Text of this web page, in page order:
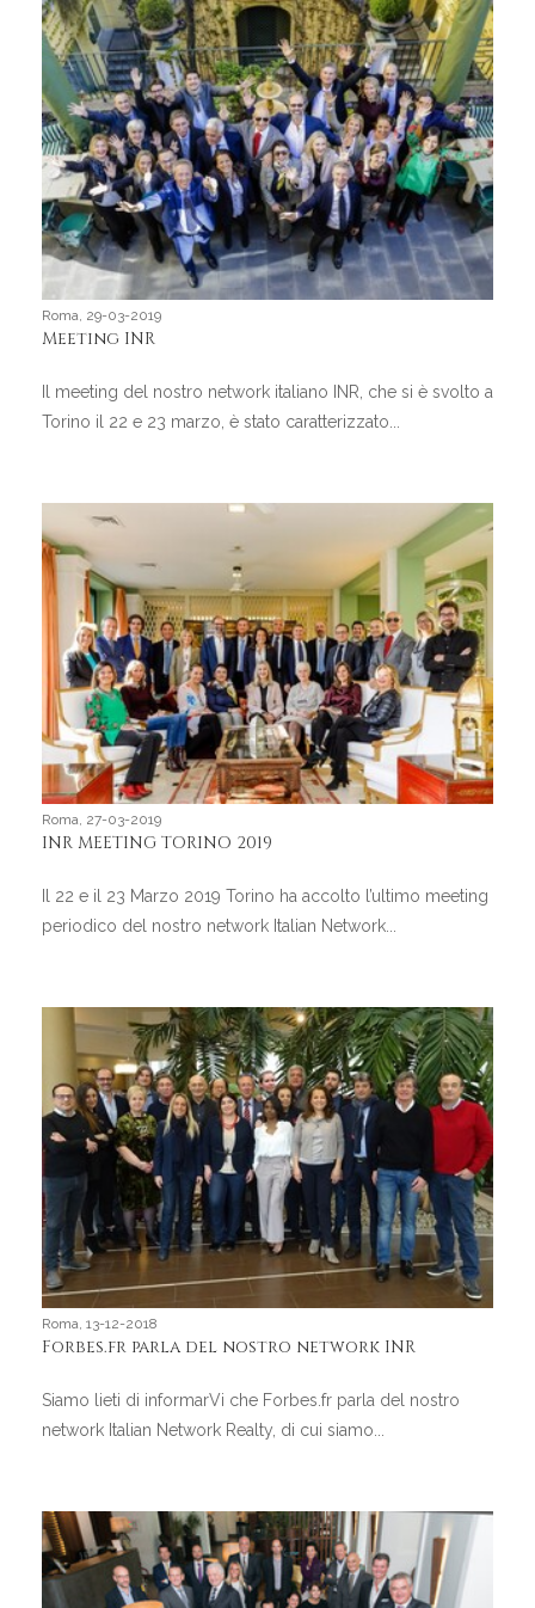
Roma, 29-03-2019
Meeting INR
Il meeting del nostro network italiano INR, che si è svolto a
Torino il 22 e 23 marzo, è stato caratterizzato...
Roma, 27-03-2019
INR MEETING TORINO 2019
Il 22 e il 23 Marzo 2019 Torino ha accolto l’ultimo meeting
periodico del nostro network Italian Network...
Roma, 13-12-2018
Forbes.fr parla del nostro network INR
Siamo lieti di informarVi che Forbes.fr parla del nostro
network Italian Network Realty, di cui siamo...